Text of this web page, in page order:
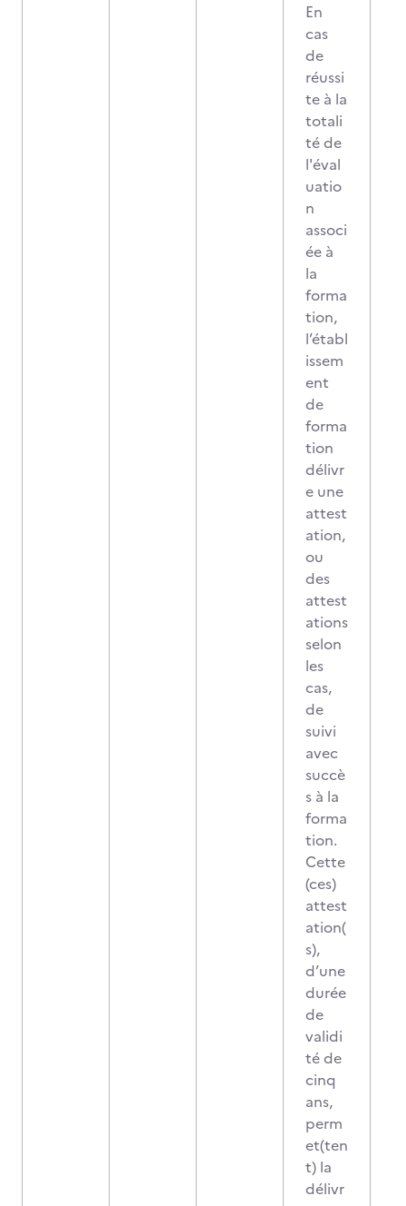
En
cas
de
réussi
te à la
totali
té de
l'éval
uatio
n
associ
ée à
la
forma
tion,
l’établ
issem
ent
de
forma
tion
délivr
e une
attest
ation,
ou
des
attest
ations
selon
les
cas,
de
suivi
avec
succè
s à la
forma
tion.
Cette
(ces)
attest
ation(
s),
d’une
durée
de
validi
té de
cinq
ans,
perm
et(ten
t) la
délivr